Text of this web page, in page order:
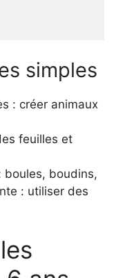
simples
: créer animaux
feuilles et
boules, boudins,
: utiliser des